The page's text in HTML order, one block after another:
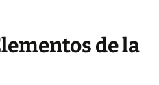
de la